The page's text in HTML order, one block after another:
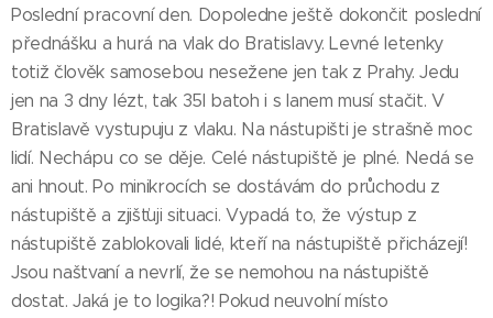
Poslední pracovní den. Dopoledne ještě dokončit poslední
přednášku a hurá na vlak do Bratislavy. Levné letenky
totiž člověk samosebou nesežene jen tak z Prahy. Jedu
jen na 3 dny lézt, tak 35l batoh i s lanem musí stačit. V
Bratislavě vystupuju z vlaku. Na nástupišti je strašně moc
lidí. Nechápu co se děje. Celé nástupiště je plné. Nedá se
ani hnout. Po minikrocích se dostávám do průchodu z
nástupiště a zjišťuji situaci. Vypadá to, že výstup z
nástupiště zablokovali lidé, kteří na nástupiště přicházejí!
Jsou naštvaní a nevrlí, že se nemohou na nástupiště
dostat. Jaká je to logika?! Pokud neuvolní místo